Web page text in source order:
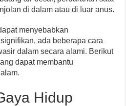
di dalam atau di luar anus.
menyebabkan
ada beberapa cara
dalam secara alami. Berikut
dapat membantu
Hidup